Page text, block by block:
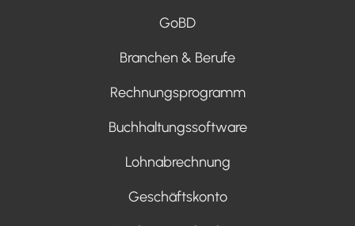
GoBD
Branchen & Berufe
Rechnungsprogramm
Buchhaltungssoftware
Lohnabrechnung
Geschäftskonto